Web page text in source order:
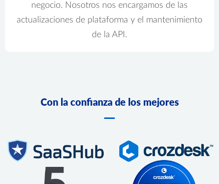
negocio. Nosotros nos encargamos de las
actualizaciones de plataforma y el mantenimiento
de la API.
Con la confianza de los mejores